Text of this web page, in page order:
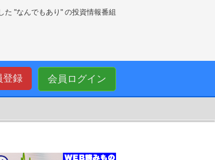
"なんでもあり" の投資情報番組
会員ログイン
登録